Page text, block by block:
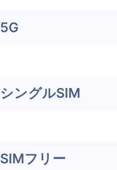
5G
シングルSIM
SIMフリー